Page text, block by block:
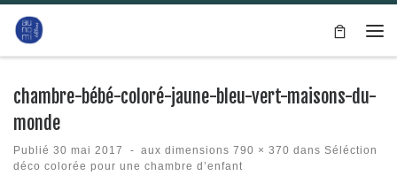
Passer au contenu
chambre-bébé-coloré-jaune-bleu-vert-maisons-du-
monde
Publié 30 mai 2017 - aux dimensions 790 × 370 dans Séléction
déco colorée pour une chambre d’enfant